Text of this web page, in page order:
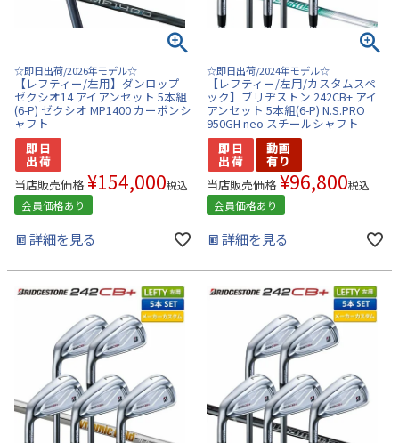
☆即日出荷/2026年モデル☆
【レフティー/左用】ダンロップ
ゼクシオ14 アイアンセット 5本組
(6-P) ゼクシオ MP1400 カーボンシ
ャフト
当店販売価格 ¥154,000税込
会員価格あり
詳細を見る
☆即日出荷/2024年モデル☆
【レフティー/左用/カスタムスペ
ック】ブリヂストン 242CB+ アイ
アンセット 5本組(6-P) N.S.PRO
950GH neo スチールシャフト
当店販売価格 ¥96,800税込
会員価格あり
詳細を見る